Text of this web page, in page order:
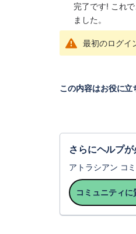
完了です! これ
ました。
最初のログイ
この内容はお役に立
さらにヘルプ
アトラシアン コ
コミュニティに